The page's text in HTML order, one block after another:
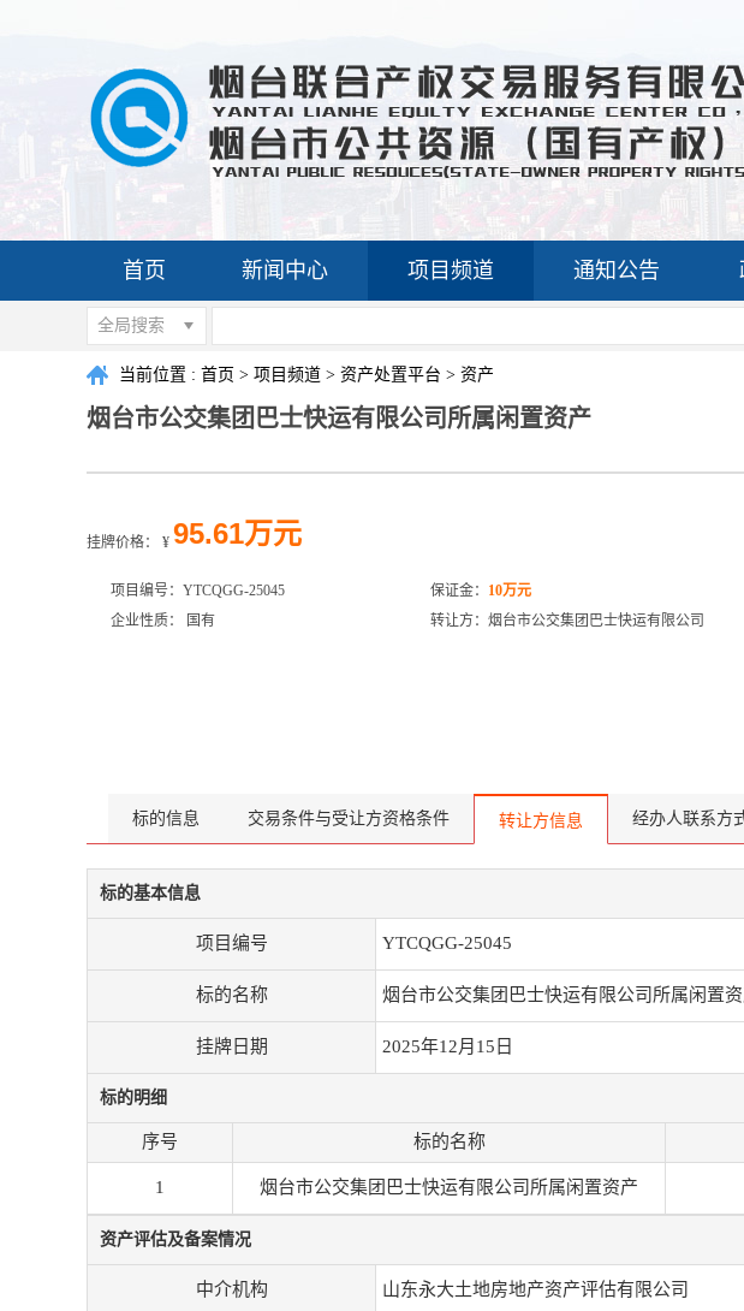
首页 新闻中心 项目频道 通知公告
全局搜索
当前位置 : 首页 > 项目频道 > 资产处置平台 > 资产
烟台市公交集团巴士快运有限公司所属闲置资产
挂牌价格： ¥ 95.61万元
项目编号：YTCQGG-25045 保证金： 10万元
企业性质： 国有
转让方：烟台市公交集团巴士快运有限公司
标的信息 交易条件与受让方资格条件 转让方信息 经办人联系方
标的基本信息
项目编号 YTCQGG-25045
标的名称 烟台市公交集团巴士快运有限公司所属闲置
挂牌日期 2025年12月15日
标的明细
序号 标的名称
1 烟台市公交集团巴士快运有限公司所属闲置资产
资产评估及备案情况
中介机构 山东永大土地房地产资产评估有限公司